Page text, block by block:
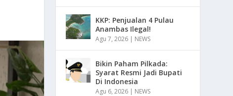
KKP: Penjualan 4 Pulau
Anambas Ilegal!
Agu 7, 2026 | NEWS
Bikin Paham Pilkada:
Syarat Resmi Jadi Bupati
Di Indonesia
Agu 6, 2026 | NEWS